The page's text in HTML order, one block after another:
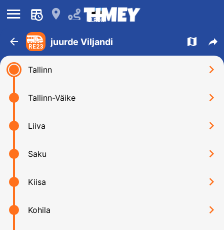
󰍜 󰍎 ELRON
󰁍 RE23 juurde Viljandi 󰍍 󰒖
Tallinn 󰅂
Tallinn-Väike 󰅂
Liiva 󰅂
Saku 󰅂
Kiisa 󰅂
Kohila 󰅂